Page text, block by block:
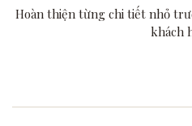
Hoàn thiện từng chi tiết nhỏ
khách